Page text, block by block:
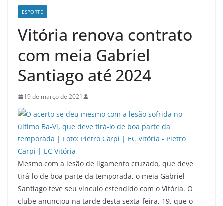
ESPORTE
Vitória renova contrato
com meia Gabriel
Santiago até 2024
19 de março de 2021
Mesmo com a lesão de ligamento cruzado, que deve
tirá-lo de boa parte da temporada, o meia Gabriel
Santiago teve seu vínculo estendido com o Vitória. O
clube anunciou na tarde desta sexta-feira, 19, que o